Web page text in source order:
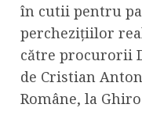
în cutii pentru
perchezițiilor
către procurorii
de Cristian
Române, la